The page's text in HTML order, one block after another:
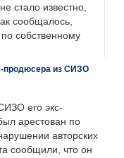
стало известно,
сообщалось,
собственному
продюсера из СИЗО
его экс-
арестован по
авторских
сообщили, что он